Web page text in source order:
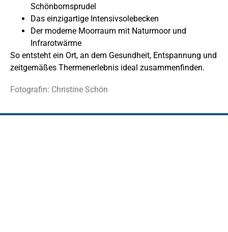
Schönbornsprudel
Das einzigartige Intensivsolebecken
Der moderne Moorraum mit Naturmoor und
Infrarotwärme
So entsteht ein Ort, an dem Gesundheit, Entspannung und
zeitgemäßes Thermenerlebnis ideal zusammenfinden.
Fotografin: Christine Schön